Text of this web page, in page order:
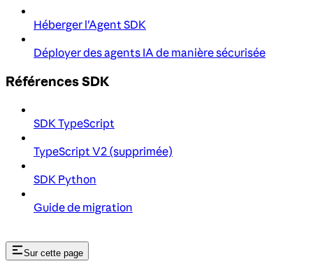
Héberger l'Agent SDK
Déployer des agents IA de manière sécurisée
Références SDK
SDK TypeScript
TypeScript V2 (supprimée)
SDK Python
Guide de migration
Sur cette page